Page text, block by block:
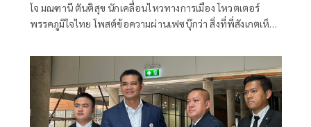
โจ มณฑานี ตันติสุข นักเคลื่อนไหวทางการเมือง โหวตเตอร์
พรรคภูมิใจไทย โพสต์ข้อความผ่านเฟซบุ๊กว่า สิ่งที่พี่สังเกตเห็น
ที่เป็นพรรคที่ทุกฝั่งลืมได้ไงเนี้ย